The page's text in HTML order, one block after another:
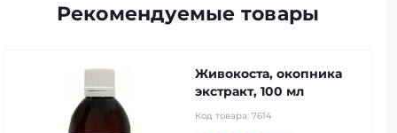
Рекомендуемые товары
Живокоста, окопника
экстракт, 100 мл
Код товара: 7614